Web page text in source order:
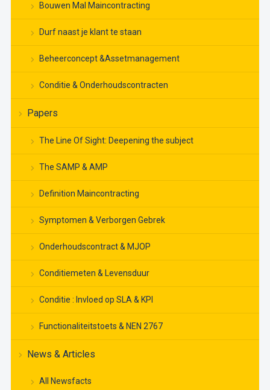
Bouwen Mal Maincontracting
Durf naast je klant te staan
Beheerconcept &Assetmanagement
Conditie & Onderhoudscontracten
Papers
The Line Of Sight: Deepening the subject
The SAMP & AMP
Definition Maincontracting
Symptomen & Verborgen Gebrek
Onderhoudscontract & MJOP
Conditiemeten & Levensduur
Conditie : Invloed op SLA & KPI
Functionaliteitstoets & NEN 2767
News & Articles
All Newsfacts